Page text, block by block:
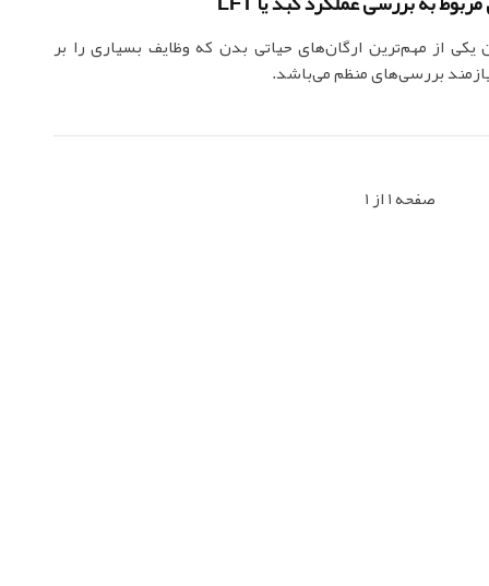
یکی از مهم‌ترین ارگان‌های حیاتی بدن که وظایف بسیاری را بر
بررسی‌های منظم می‌باشد.
صفحه 1 از 1